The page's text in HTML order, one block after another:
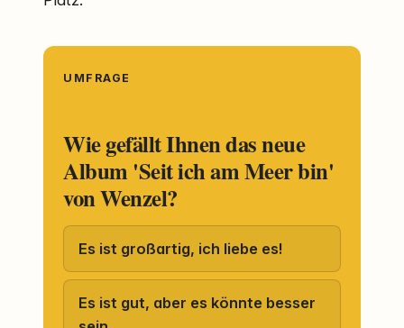
UMFRAGE
Wie gefällt Ihnen das neue
Album 'Seit ich am Meer bin'
von Wenzel?
Es ist großartig, ich liebe es!
Es ist gut, aber es könnte besser